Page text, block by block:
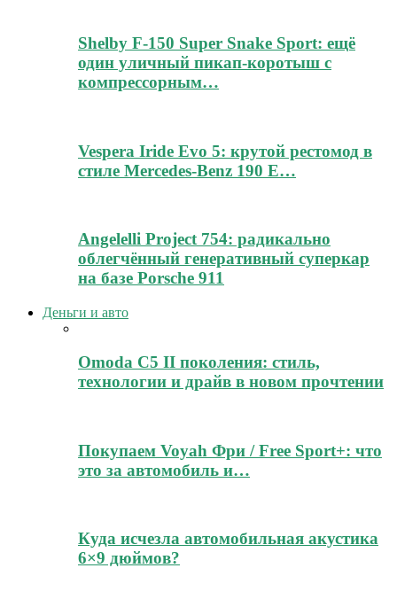
Shelby F-150 Super Snake Sport: ещё
один уличный пикап-коротыш с
компрессорным…
Vespera Iride Evo 5: крутой рестомод в
стиле Mercedes-Benz 190 E…
Angelelli Project 754: радикально
облегчённый генеративный суперкар
на базе Porsche 911
Деньги и авто
Omoda C5 II поколения: стиль,
технологии и драйв в новом прочтении
Покупаем Voyah Фри / Free Sport+: что
это за автомобиль и…
Куда исчезла автомобильная акустика
6×9 дюймов?